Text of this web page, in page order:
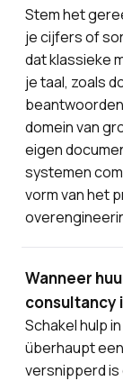
Stem het
je cijfers of
dat klassieke
je taal, zoals
domein van
eigen
systemen
vorm van het
Wanneer
consultancy
Schakel hulp
überhaupt
versnipperd is